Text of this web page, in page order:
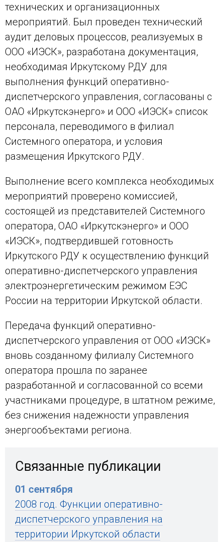
технических и организационных
мероприятий. Был проведен технический
аудит деловых процессов, реализуемых в
ООО «ИЭСК», разработана документация,
необходимая Иркутскому РДУ для
выполнения функций оперативно-
диспетчерского управления, согласованы с
ОАО «Иркутскэнерго» и ООО «ИЭСК» список
персонала, переводимого в филиал
Системного оператора, и условия
размещения Иркутского РДУ.
Выполнение всего комплекса необходимых
мероприятий проверено комиссией,
состоящей из представителей Системного
оператора, ОАО «Иркутскэнерго» и ООО
«ИЭСК», подтвердившей готовность
Иркутского РДУ к осуществлению функций
оперативно-диспетчерского управления
электроэнергетическим режимом ЕЭС
России на территории Иркутской области.
Передача функций оперативно-
диспетчерского управления от ООО «ИЭСК»
вновь созданному филиалу Системного
оператора прошла по заранее
разработанной и согласованной со всеми
участниками процедуре, в штатном режиме,
без снижения надежности управления
энергообъектами региона.
Связанные публикации
01 сентября
2008 год. Функции оперативно-
диспетчерского управления на
территории Иркутской области